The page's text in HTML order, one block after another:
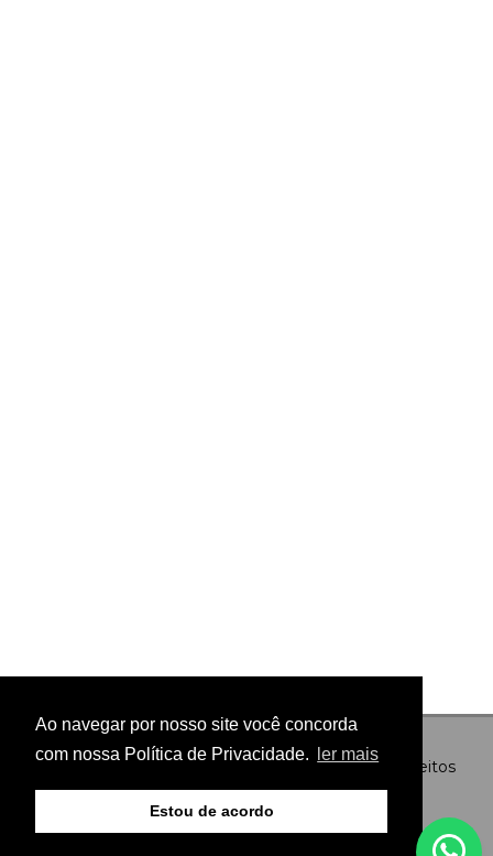
Ao navegar por nosso site você concorda
com nossa Política de Privacidade.
ler mais
Estou de acordo
© Copyright 2026 - Preto no Branco - Todos os direitos
reservados